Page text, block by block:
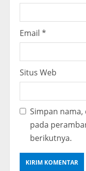
Email *
Situs Web
Simpan nama,
pada
berikutnya.